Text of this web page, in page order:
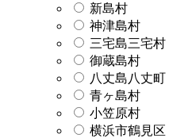
新島村
神津島村
三宅島三宅村
御蔵島村
八丈島八丈町
青ヶ島村
小笠原村
横浜市鶴見区